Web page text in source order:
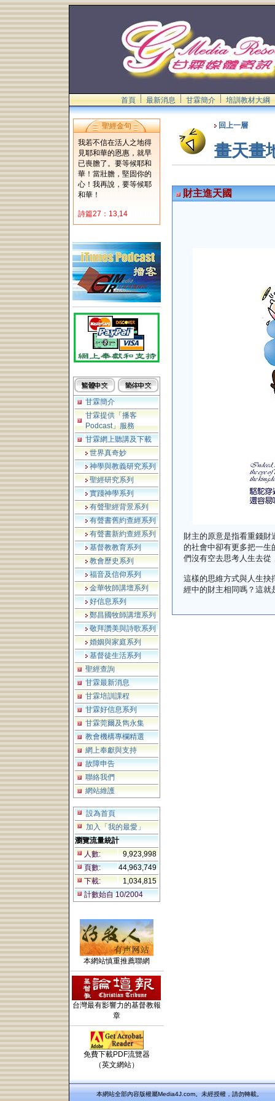
首頁 最新消息 甘霖簡介 培訓教材大綱
聖經金句
我若不信在活人之地得
見耶和華的恩惠，就早
已喪膽了。要等候耶和
華！當壯膽，堅固你的
心！我再說，要等候耶
和華！
詩篇27：13,14
甘霖簡介
甘霖提供「播客
Podcast」服務
甘霖網上聽講及下載
世界真奇妙
神學與教義研究系列
聖經研究系列
實踐神學系列
有聲聖經背景系列
有聲書舊約查經系列
有聲書新約查經系列
基督教教育系列
教會歷史系列
福音及信仰系列
金華牧師講壇系列
好信息系列
鄭昌國牧師講壇系列
敬拜讚美與詩歌系列
婚姻與家庭系列
基督徒生活系列
聖經查詢
甘霖最新消息
甘霖培訓課程
甘霖好信息系列
甘霖莞爾及雋永集
教會機構專欄精選
網上奉獻與支持
故障申告
聯絡我們
網站維護
設為首頁
加入「我的最愛」
瀏覽流量統計
人數:
9,923,998
頁數:
44,963,749
下載:
1,034,815
計數始自 10/2004
本網站慎重推薦聯網
台灣最有影響力的基督教報
章
免費下載PDF流覽器
（英文網站）
回上一層
畫天畫
財主進天國
財主的原意是指看重錢財
的社會中卻有更多把一生
們沒有空去思考人生去從
這樣的思維方式與人生抉
經中的財主相同嗎？這就
本網站全部內容版權屬Media4J.com。未經授權，請勿轉載。